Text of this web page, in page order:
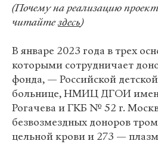
(Почему на реализацию
читайтездесь)
В январе 2023 года в трех
которыми сотрудничает
фонда, — Российской
больнице, НМИЦ ДГОИ
Рогачева и ГКБ № 52 г.
безвозмездных доноров
цельной крови и 273 —